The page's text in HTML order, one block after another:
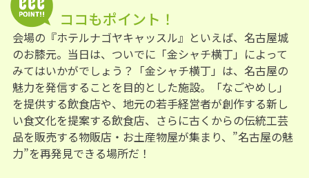
ココもポイント！
会場の『ホテルナゴヤキャッスル』といえば、名古屋城
のお膝元。当日は、ついでに「金シャチ横丁」によって
みてはいかがでしょう？「金シャチ横丁」は、名古屋の
魅力を発信することを目的とした施設。「なごやめし」
を提供する飲食店や、地元の若手経営者が創作する新し
い食文化を提案する飲食店、さらに古くからの伝統工芸
品を販売する物販店・お土産物屋が集まり、”名古屋の魅
力”を再発見できる場所だ！